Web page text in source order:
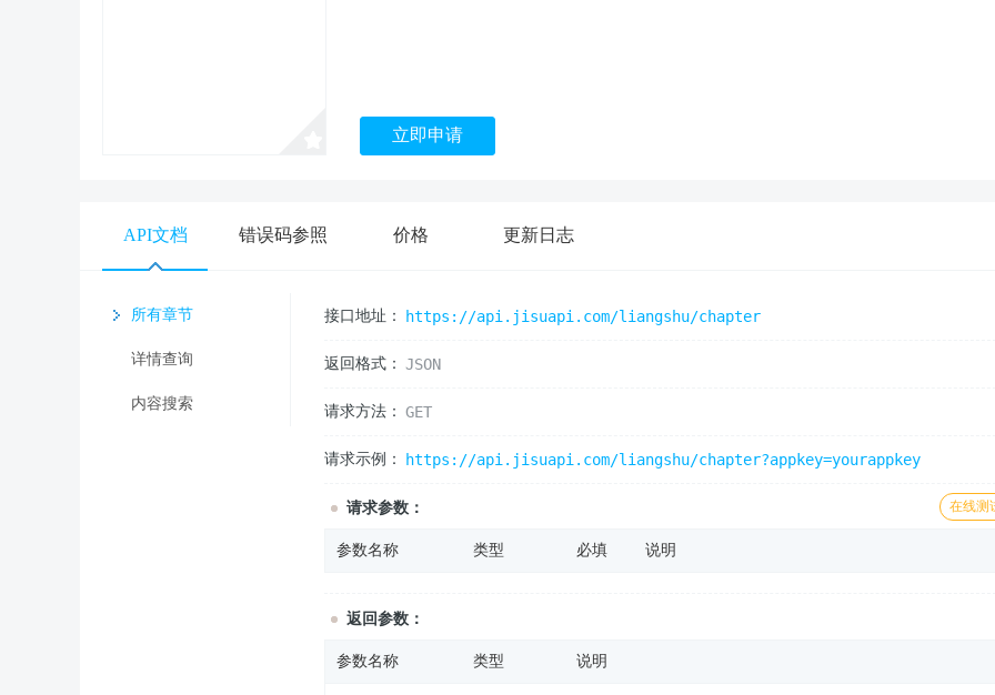
立即申请
API文档 错误码参照 价格 更新日志
所有章节
详情查询
内容搜索
接口地址： https://api.jisuapi.com/liangshu/chapter
返回格式： JSON
请求方法： GET
请求示例： https://api.jisuapi.com/liangshu/chapter?appkey=yourappkey
请求参数： 在线测
参数名称 类型 必填 说明
返回参数：
参数名称 类型 说明